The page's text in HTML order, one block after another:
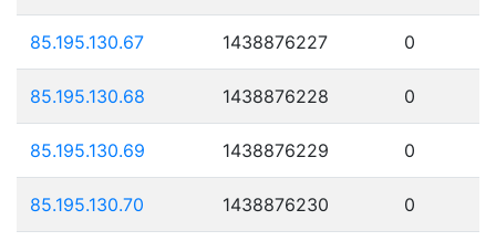
85.195.130.67 1438876227 0
85.195.130.68 1438876228 0
85.195.130.69 1438876229 0
85.195.130.70 1438876230 0